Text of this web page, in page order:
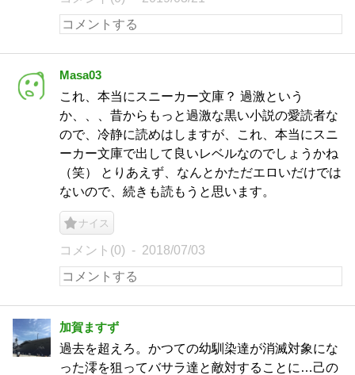
Masa03
これ、本当にスニーカー文庫？ 過激という
か、、、昔からもっと過激な黒い小説の愛読者な
ので、冷静に読めはしますが、これ、本当にスニ
ーカー文庫で出して良いレベルなのでしょうかね
（笑） とりあえず、なんとかただエロいだけでは
ないので、続きも読もうと思います。
ナイス
コメント(0) 2018/07/03
加賀ますず
過去を超えろ。かつての幼馴染達が消滅対象にな
った澪を狙ってバサラ達と敵対することに…己の